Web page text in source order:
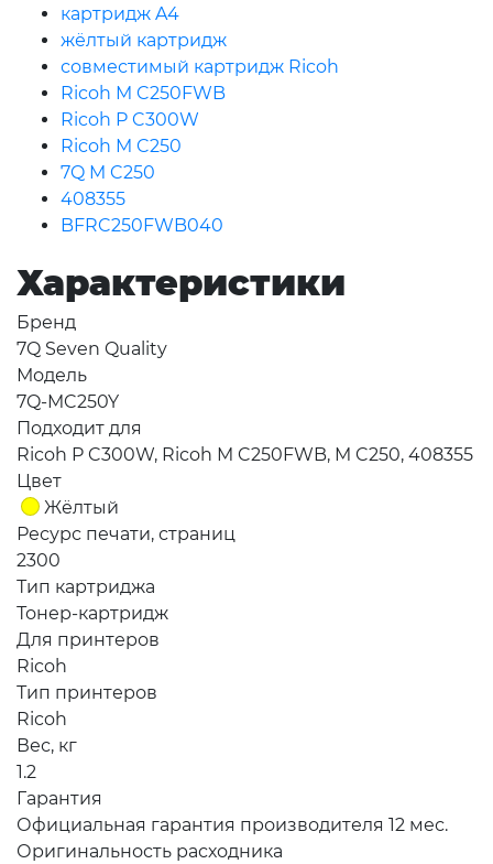
картридж A4
жёлтый картридж
совместимый картридж Ricoh
Ricoh M C250FWB
Ricoh P C300W
Ricoh M C250
7Q M C250
408355
BFRC250FWB040
Характеристики
Бренд
7Q Seven Quality
Модель
7Q-MC250Y
Подходит для
Ricoh P C300W, Ricoh M C250FWB, M C250, 408355
Цвет
Жёлтый
Ресурс печати, страниц
2300
Тип картриджа
Тонер-картридж
Для принтеров
Ricoh
Тип принтеров
Ricoh
Вес, кг
1.2
Гарантия
Официальная гарантия производителя 12 мес.
Оригинальность расходника